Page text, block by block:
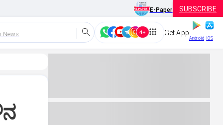
E-Paper SUBSCRIBE
News Get App
Android iOS